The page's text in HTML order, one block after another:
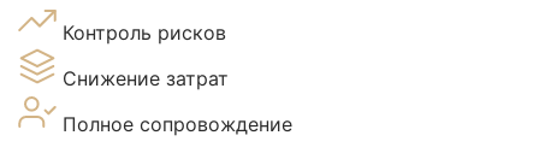
Контроль рисков
Снижение затрат
Полное сопровождение